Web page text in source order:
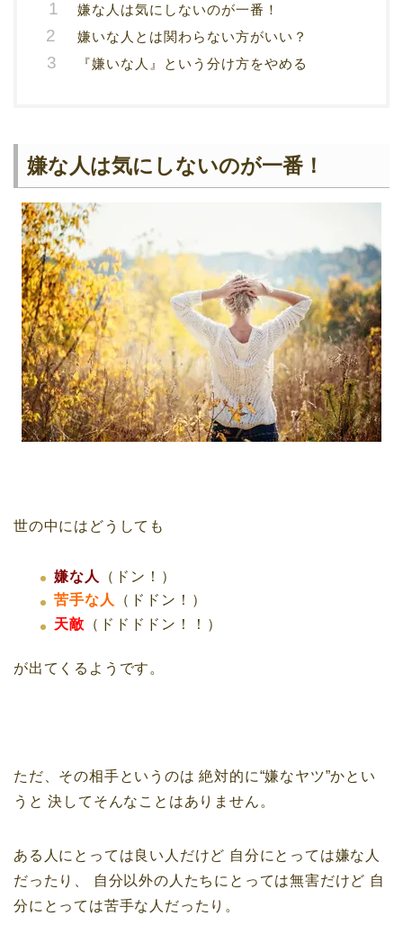
嫌な人は気にしないのが一番！
嫌いな人とは関わらない方がいい？
『嫌いな人』という分け方をやめる
嫌な人は気にしないのが一番！
世の中にはどうしても
嫌な人
（ドン！）
苦手な人
（ドドン！）
天敵 （ドドドドン！！）
が出てくるようです。
ただ、その相手というのは 絶対的に“嫌なヤツ”かとい
うと 決してそんなことはありません。
ある人にとっては良い人だけど 自分にとっては嫌な人
だったり、
自分以外の人たちにとっては無害だけど 自
分にとっては苦手な人だったり。